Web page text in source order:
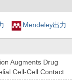
Mendeley出力
Augments Drug
Cell-Cell Contact